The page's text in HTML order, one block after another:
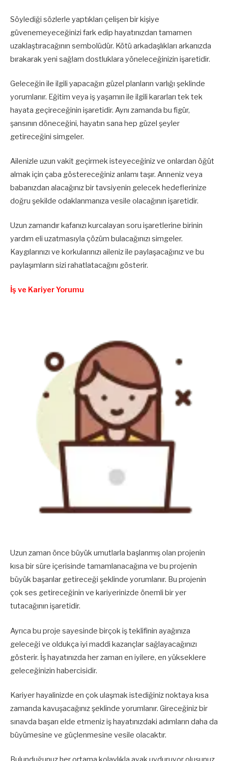
Söylediği sözlerle yaptıkları çelişen bir kişiye
güvenemeyeceğinizi fark edip hayatınızdan tamamen
uzaklaştıracağının sembolüdür. Kötü arkadaşlıkları arkanızda
bırakarak yeni sağlam dostluklara yöneleceğinizin işaretidir.
Geleceğin ile ilgili yapacağın güzel planların varlığı şeklinde
yorumlanır. Eğitim veya iş yaşamın ile ilgili kararları tek tek
hayata geçireceğinin işaretidir. Aynı zamanda bu figür,
şansının döneceğini, hayatın sana hep güzel şeyler
getireceğini simgeler.
Ailenizle uzun vakit geçirmek isteyeceğiniz ve onlardan öğüt
almak için çaba göstereceğiniz anlamı taşır. Anneniz veya
babanızdan alacağınız bir tavsiyenin gelecek hedeflerinize
doğru şekilde odaklanmanıza vesile olacağının işaretidir.
Uzun zamandır kafanızı kurcalayan soru işaretlerine birinin
yardım eli uzatmasıyla çözüm bulacağınızı simgeler.
Kaygılarınızı ve korkularınızı aileniz ile paylaşacağınız ve bu
paylaşımların sizi rahatlatacağını gösterir.
İş ve Kariyer Yorumu
Uzun zaman önce büyük umutlarla başlanmış olan projenin
kısa bir süre içerisinde tamamlanacağına ve bu projenin
büyük başarılar getireceği şeklinde yorumlanır. Bu projenin
çok ses getireceğinin ve kariyerinizde önemli bir yer
tutacağının işaretidir.
Ayrıca bu proje sayesinde birçok iş teklifinin ayağınıza
geleceği ve oldukça iyi maddi kazançlar sağlayacağınızı
gösterir. İş hayatınızda her zaman en iyilere, en yükseklere
geleceğinizin habercisidir.
Kariyer hayalinizde en çok ulaşmak istediğiniz noktaya kısa
zamanda kavuşacağınız şeklinde yorumlanır. Gireceğiniz bir
sınavda başarı elde etmeniz iş hayatınızdaki adımların daha da
büyümesine ve güçlenmesine vesile olacaktır.